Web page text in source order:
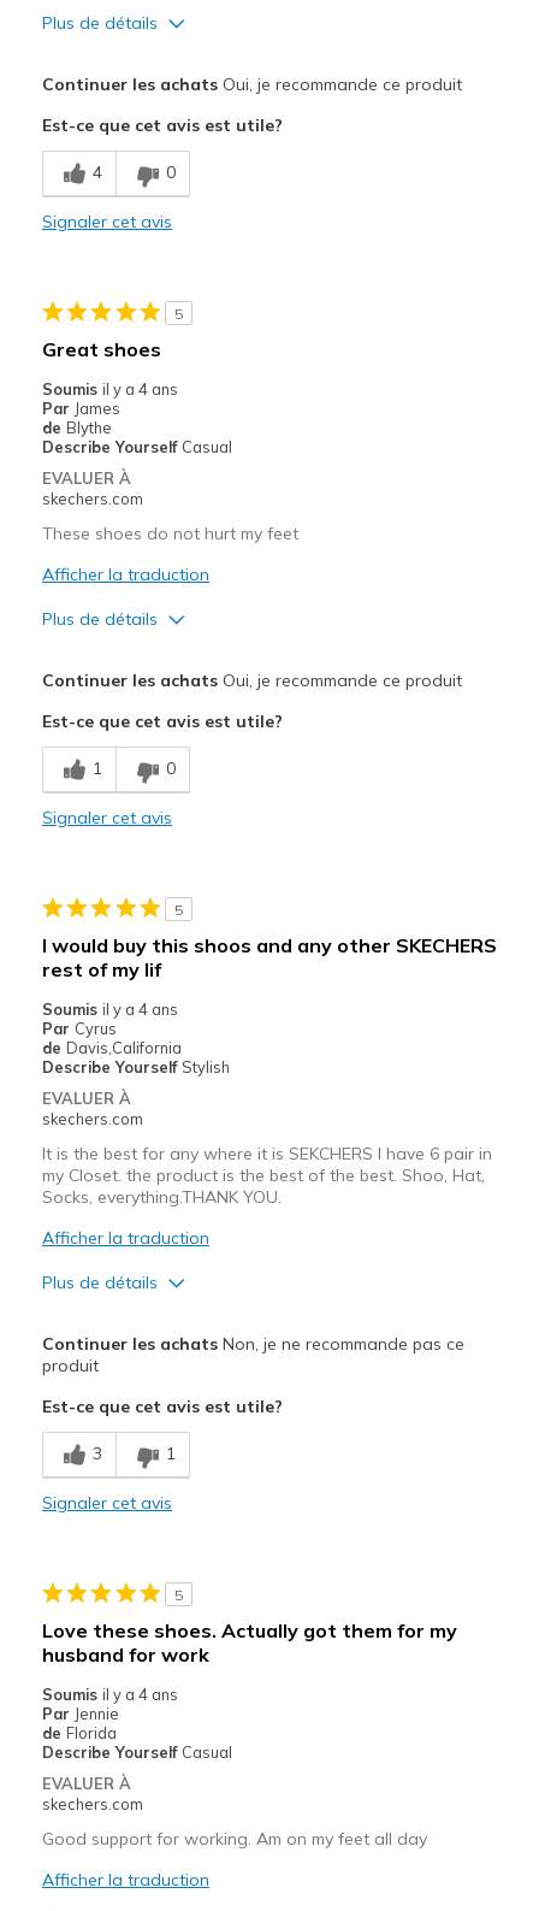
Plus de détails
Breathe Well
Comfortable
Travel
Width
Sizing
View On Shoes
Shoes are for Wearing
Continuer les achatsOui, je recommande ce produit
Est-ce que cet avis est utile?
4 0
Signaler cet avis
5
Great shoes
Soumis il y a 4 ans
Par James
de Blythe
Describe Yourself Casual
EVALUER À
skechers.com
These shoes do not hurt my feet
Afficher la traduction
Plus de détails
Les meilleures utilisations
Casual Wear
Going Out
Sizing
Feels true to size
Continuer les achatsOui, je recommande ce produit
Est-ce que cet avis est utile?
1 0
Signaler cet avis
5
I would buy this shoos and any other SKECHERS
rest of my lif
Soumis il y a 4 ans
Par Cyrus
de Davis,California
Describe Yourself Stylish
EVALUER À
skechers.com
It is the best for any where it is SEKCHERS I have 6 pair in
my Closet. the product is the best of the best. Shoo, Hat,
Socks, everything.THANK YOU.
Afficher la traduction
Plus de détails
Attractive Design
Breathe Well
Comfortable
Durable
Stylish
Le contre
Les meilleures utilisations
Going Out
Continuer les achatsNon, je ne recommande pas ce
produit
Est-ce que cet avis est utile?
3 1
Signaler cet avis
5
Love these shoes. Actually got them for my
husband for work
Soumis il y a 4 ans
Par Jennie
de Florida
Describe Yourself Casual
EVALUER À
skechers.com
Good support for working. Am on my feet all day
Afficher la traduction